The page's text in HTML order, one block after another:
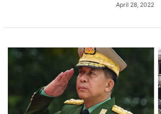
April 28, 2022